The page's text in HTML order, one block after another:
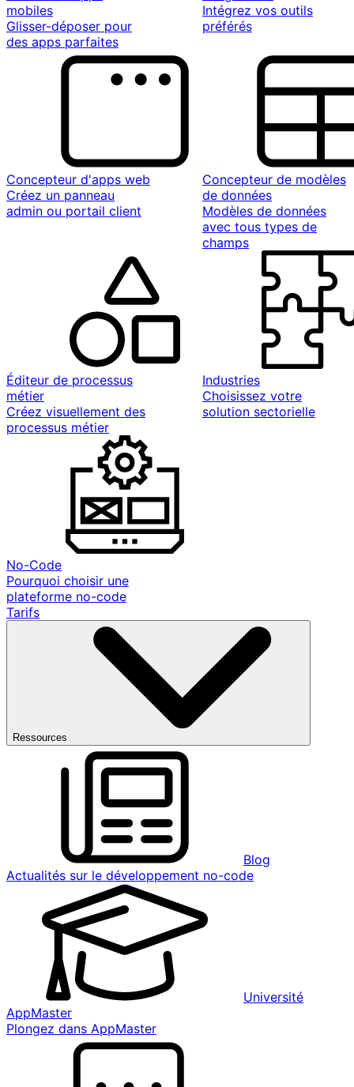
mobiles
Glisser-déposer pour
des apps parfaites
Intégrez vos outils
préférés
Concepteur d'apps web
Créez un panneau
admin ou portail client
Concepteur de modèles
de données
Modèles de données
avec tous types de
champs
Éditeur de processus
métier
Créez visuellement des
processus métier
Industries
Choisissez votre
solution sectorielle
No-Code
Pourquoi choisir une
plateforme no-code
Tarifs
Ressources
Blog
Actualités sur le développement no-code
Université
AppMaster
Plongez dans AppMaster